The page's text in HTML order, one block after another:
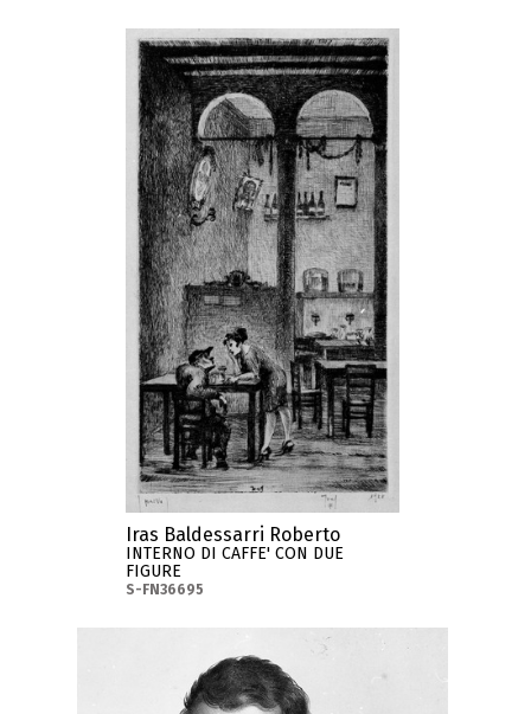
Iras Baldessarri Roberto
INTERNO DI CAFFE' CON DUE
FIGURE
S-FN36695